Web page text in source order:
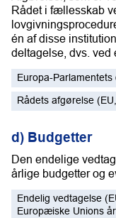
Rådet i fællesskab
én af disse
deltagelse, dvs.
Europa-
Rådets afgørelse
d) Budgetter
Den endelige
årlige budgetter og
Endelig vedtagelse
Europæiske Unions